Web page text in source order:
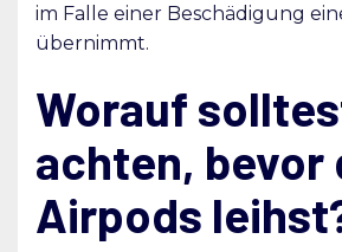
im Falle einer Beschädigung
übernimmt.
Worauf
achten, bevor
Airpods